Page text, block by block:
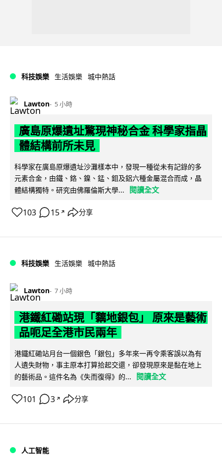
科技娛樂 生活娛樂 城中熱話
Lawton 5 小時
廣島原爆遺址驚現神秘合金 科學家指晶
體結構前所未見
科學家在廣島原爆遺址沙灘樣本中，發現一種從未有記錄的多
元素合金，由鐵、鉻、鎳、錳、鉬及鋁六種金屬混合而成，晶
體結構獨特。研究由佛羅倫斯大學...
閱讀全文
103 15 ↗ 分享
科技娛樂 生活娛樂 城中熱話
Lawton 7 小時
港鐵紅磡站現「黐地銀包」 原來是藝術
品呃足全港市民兩年
港鐵紅磡站月台一個銀色「銀包」多年來一再令乘客誤以為有
人遺失財物，事主原本打算拾起交還，卻發現原來是黏在地上
的藝術品。這件名為《失而復得》的...
閱讀全文
101 3 ↗ 分享
人工智能